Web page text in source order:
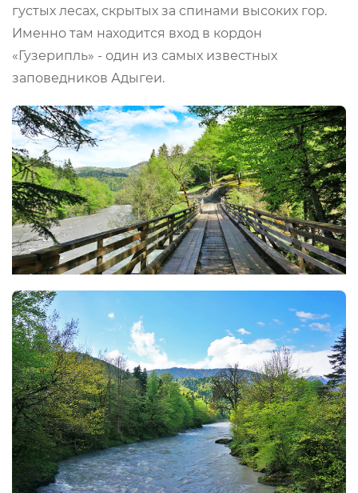
густых лесах, скрытых за спинами высоких гор.
Именно там находится вход в кордон
«Гузерипль» - один из самых известных
заповедников Адыгеи.